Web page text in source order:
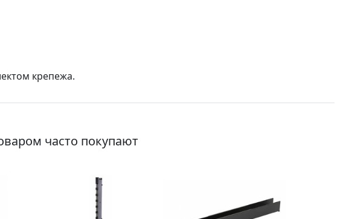
крепежа.
часто покупают